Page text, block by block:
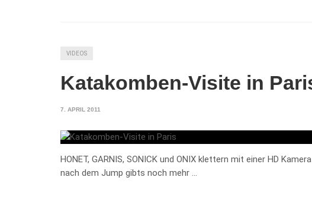
VIDEOS
Katakomben-Visite in
7. APRIL 2011
HONET, GARNIS, SONICK und ONIX klettern mit einer HD
nach dem Jump gibts noch mehr …